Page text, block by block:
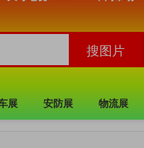
展 安防展 物流展